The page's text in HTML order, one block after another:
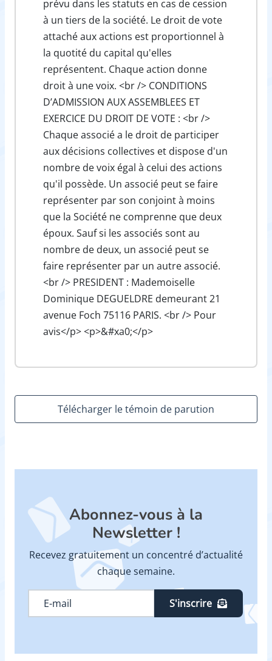
prévu dans les statuts en cas de cession
à un tiers de la société. Le droit de vote
attaché aux actions est proportionnel à
la quotité du capital qu'elles
représentent. Chaque action donne
droit à une voix. <br /> CONDITIONS
D’ADMISSION AUX ASSEMBLEES ET
EXERCICE DU DROIT DE VOTE : <br />
Chaque associé a le droit de participer
aux décisions collectives et dispose d'un
nombre de voix égal à celui des actions
qu'il possède. Un associé peut se faire
représenter par son conjoint à moins
que la Société ne comprenne que deux
époux. Sauf si les associés sont au
nombre de deux, un associé peut se
faire représenter par un autre associé.
<br /> PRESIDENT : Mademoiselle
Dominique DEGUELDRE demeurant 21
avenue Foch 75116 PARIS. <br /> Pour
avis</p> <p>&#xa0;</p>
Télécharger le témoin de parution
Abonnez-vous à la
Newsletter !
Recevez gratuitement un concentré d’actualité
chaque semaine.
S'inscrire